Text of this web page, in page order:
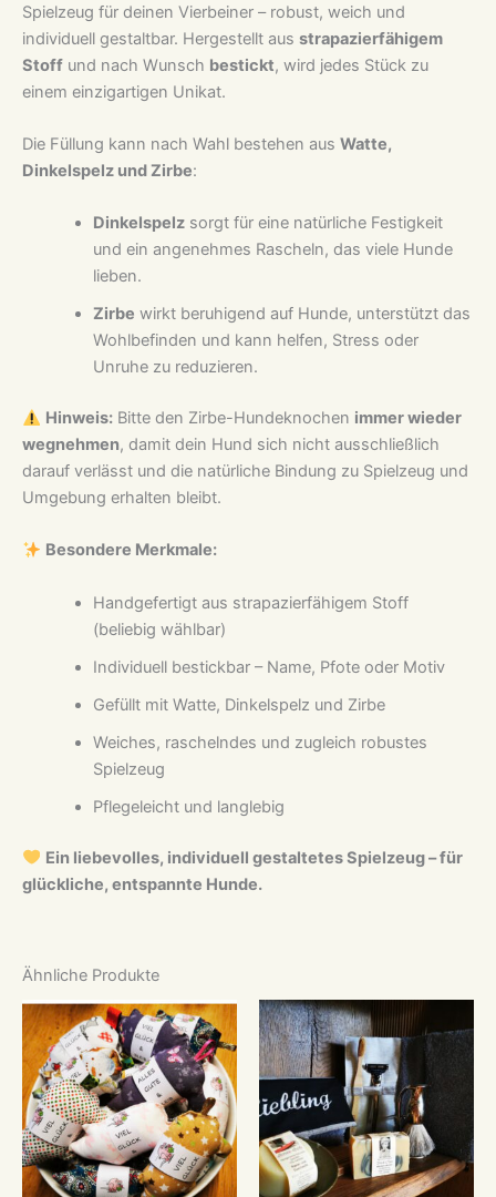
Spielzeug für deinen Vierbeiner – robust, weich und
individuell gestaltbar. Hergestellt aus strapazierfähigem
Stoff und nach Wunsch bestickt, wird jedes Stück zu
einem einzigartigen Unikat.
Die Füllung kann nach Wahl bestehen aus Watte,
Dinkelspelz und Zirbe:
Dinkelspelzsorgt für eine natürliche Festigkeit
und ein angenehmes Rascheln, das viele Hunde
lieben.
Zirbe wirkt beruhigend auf Hunde, unterstützt das
Wohlbefinden und kann helfen, Stress oder
Unruhe zu reduzieren.
Hinweis:Bitte den Zirbe-Hundeknochen immer wieder
wegnehmen, damit dein Hund sich nicht ausschließlich
darauf verlässt und die natürliche Bindung zu Spielzeug und
Umgebung erhalten bleibt.
Besondere Merkmale:
Handgefertigt aus strapazierfähigem Stoff
(beliebig wählbar)
Individuell bestickbar – Name, Pfote oder Motiv
Gefüllt mit Watte, Dinkelspelz und Zirbe
Weiches, raschelndes und zugleich robustes
Spielzeug
Pflegeleicht und langlebig
Ein liebevolles, individuell gestaltetes Spielzeug – für
glückliche, entspannte Hunde.
Ähnliche Produkte